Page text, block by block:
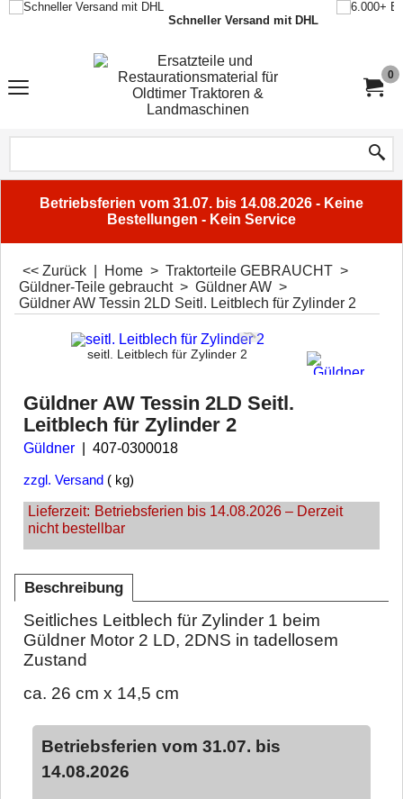
Schneller Versand mit DHL
0
Betriebsferien vom 31.07. bis 14.08.2026 - Keine
Bestellungen - Kein Service
<< Zurück Home > Traktorteile GEBRAUCHT >
Güldner-Teile gebraucht> Güldner AW >
Güldner AW Tessin 2LD Seitl. Leitblech für Zylinder 2
seitl. Leitblech für Zylinder 2
Güldner AW Tessin 2LD Seitl.
Leitblech für Zylinder 2
Güldner 407-0300018
zzgl. Versand kg
Lieferzeit: Betriebsferien bis 14.08.2026 – Derzeit
nicht bestellbar
Beschreibung
Seitliches Leitblech für Zylinder 1 beim
Güldner Motor 2 LD, 2DNS in tadellosem
Zustand
ca. 26 cm x 14,5 cm
Betriebsferien vom 31.07. bis
14.08.2026